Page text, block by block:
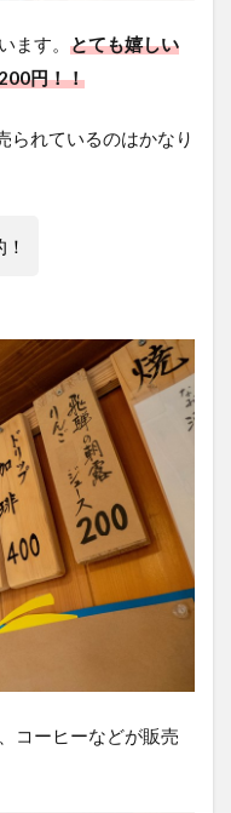
ます。 とても嬉しい
円！！
られているのはかなり
コーヒーなどが販売